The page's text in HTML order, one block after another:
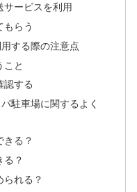
サービスを利用
もらう
する際の注意点
こと
認する
駐車場に関するよく
きる？
る？
られる？